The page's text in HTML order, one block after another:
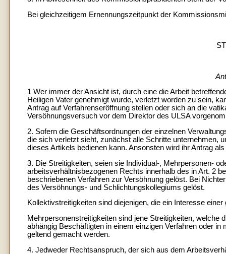
Bei gleichzeitigem Ernennungszeitpunkt der
1 Wer immer der Ansicht ist, durch eine die Arbeit
Heiligen Vater genehmigt wurde, verletzt worden zu sein,
Antrag auf Verfahrenseröffnung stellen oder sich an die
Versöhnungsversuch vor dem Direktor des ULSA
2. Sofern die Geschäftsordnungen der einzelnen
die sich verletzt sieht, zunächst alle Schritte unternehmen,
dieses Artikels bedienen kann. Ansonsten wird ihr Antrag
3. Die Streitigkeiten, seien sie Individual-, Mehrpersonen-
arbeitsverhältnisbezogenen Rechts innerhalb des in Art. 2
beschriebenen Verfahren zur Versöhnung gelöst. Bei
des Versöhnungs- und Schlichtungskollegiums gelöst.
Kollektivstreitigkeiten sind diejenigen, die ein Interesse
Mehrpersonenstreitigkeiten sind jene Streitigkeiten, welche
abhängig Beschäftigten in einem einzigen Verfahren oder
geltend gemacht werden.
4. Jedweder Rechtsanspruch, der sich aus dem